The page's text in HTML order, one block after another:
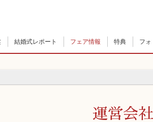
結婚式レポート フェア情報 特典 フォ
運営会